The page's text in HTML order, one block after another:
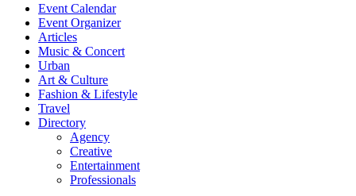
Event Calendar
Event Organizer
Articles
Music & Concert
Urban
Art & Culture
Fashion & Lifestyle
Travel
Directory
Agency
Creative
Entertainment
Professionals